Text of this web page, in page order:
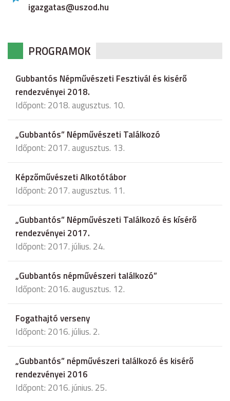
igazgatas@uszod.hu
PROGRAMOK
Gubbantós Népművészeti Fesztivál és kisérő
rendezvényei 2018.
Időpont: 2018. augusztus. 10.
„Gubbantós” Népművészeti Találkozó
Időpont: 2017. augusztus. 13.
Képzőművészeti Alkotótábor
Időpont: 2017. augusztus. 11.
„Gubbantós” Népművészeti Találkozó és kísérő
rendezvényei 2017.
Időpont: 2017. július. 24.
„Gubbantós népművészeri találkozó”
Időpont: 2016. augusztus. 12.
Fogathajtó verseny
Időpont: 2016. július. 2.
„Gubbantós” népművészeri találkozó és kisérő
rendezvényei 2016
Időpont: 2016. június. 25.